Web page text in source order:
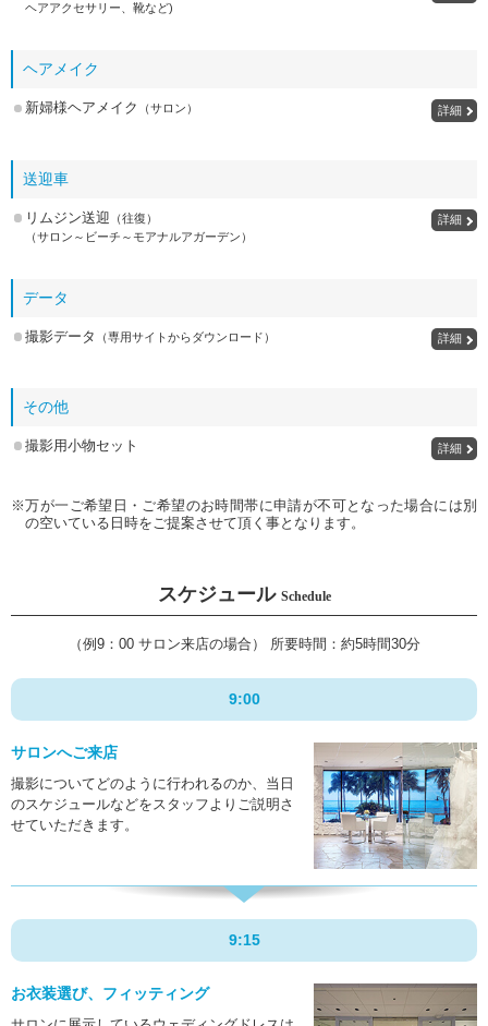
ヘアアクセサリー、靴など)
ヘアメイク
新婦様ヘアメイク （サロン） 詳細
送迎車
リムジン送迎 （往復）
（サロン～ビーチ～モアナルアガーデン）
詳細
データ
撮影データ （専用サイトからダウンロード） 詳細
その他
撮影用小物セット 詳細
※万が一ご希望日・ご希望のお時間帯に申請が不可となった場合には別
の空いている日時をご提案させて頂く事となります。
スケジュール Schedule
（例9：00 サロン来店の場合） 所要時間：約5時間30分
9:00
サロンへご来店
撮影についてどのように行われるのか、当日
のスケジュールなどをスタッフよりご説明さ
せていただきます。
9:15
お衣装選び、フィッティング